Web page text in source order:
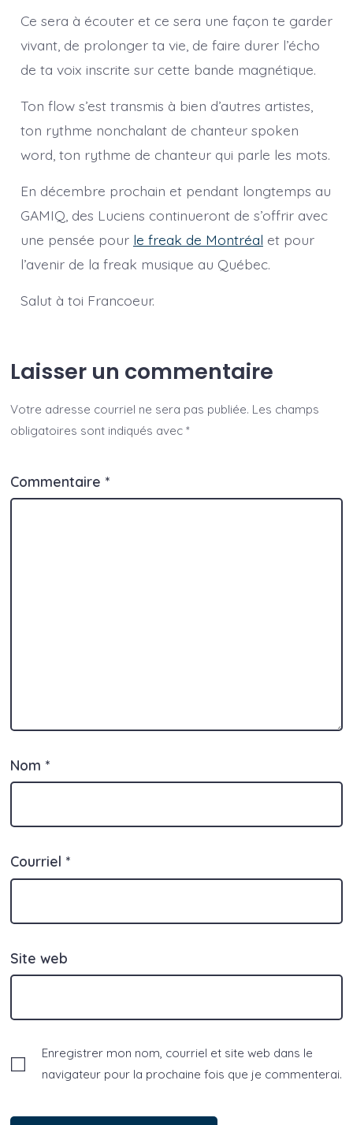
Ce sera à écouter et ce sera une façon te garder
vivant, de prolonger ta vie, de faire durer l’écho
de ta voix inscrite sur cette bande magnétique.
Ton flow s’est transmis à bien d’autres artistes,
ton rythme nonchalant de chanteur spoken
word, ton rythme de chanteur qui parle les mots.
En décembre prochain et pendant longtemps au
GAMIQ, des Luciens continueront de s’offrir avec
une pensée pour le freak de Montréal et pour
l’avenir de la freak musique au Québec.
Salut à toi Francoeur.
Laisser un commentaire
Votre adresse courriel ne sera pas publiée. Les champs
obligatoires sont indiqués avec *
Commentaire *
Nom *
Courriel *
Site web
Enregistrer mon nom, courriel et site web dans le
navigateur pour la prochaine fois que je commenterai.